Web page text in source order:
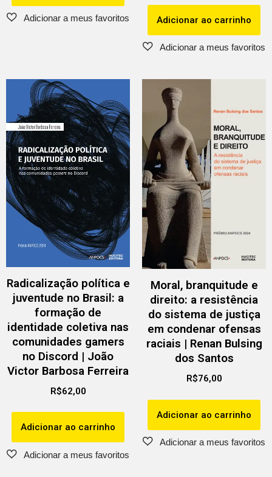
Adicionar ao carrinho
Radicalização política e
juventude no Brasil: a
formação de
identidade coletiva nas
comunidades gamers
no Discord | João
Victor Barbosa Ferreira
R$62,00
Adicionar ao carrinho
Moral, branquitude e
direito: a resistência
do sistema de justiça
em condenar ofensas
raciais | Renan Bulsing
dos Santos
R$76,00
Adicionar ao carrinho